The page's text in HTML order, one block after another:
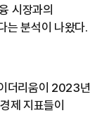
시장과의
는 분석이 나왔다.
더리움이 2023년
제 지표들이